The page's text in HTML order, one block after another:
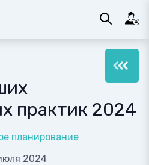
практик 2024
планирование
2024